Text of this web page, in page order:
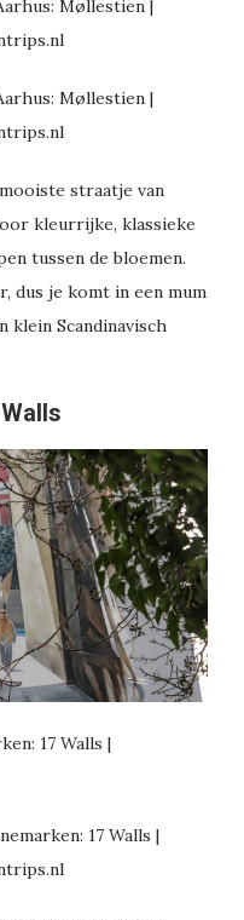
straatje van
kleurrijke, klassieke
tussen de bloemen.
dus je komt in een mum
klein Scandinavisch